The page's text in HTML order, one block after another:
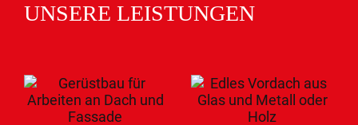
UNSERE LEISTUNGEN